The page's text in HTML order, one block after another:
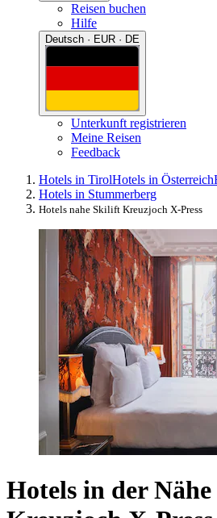
Reisen buchen
Hilfe
Deutsch · EUR · DE
Unterkunft registrieren
Meine Reisen
Feedback
Hotels in TirolHotels in Österreich
Hotels in Stummerberg
Hotels nahe Skilift Kreuzjoch X-Press
Hotels in der